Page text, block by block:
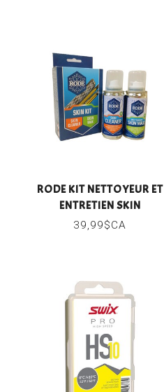
RODE KIT NETTOYEUR ET
ENTRETIEN SKIN
39,99$CA